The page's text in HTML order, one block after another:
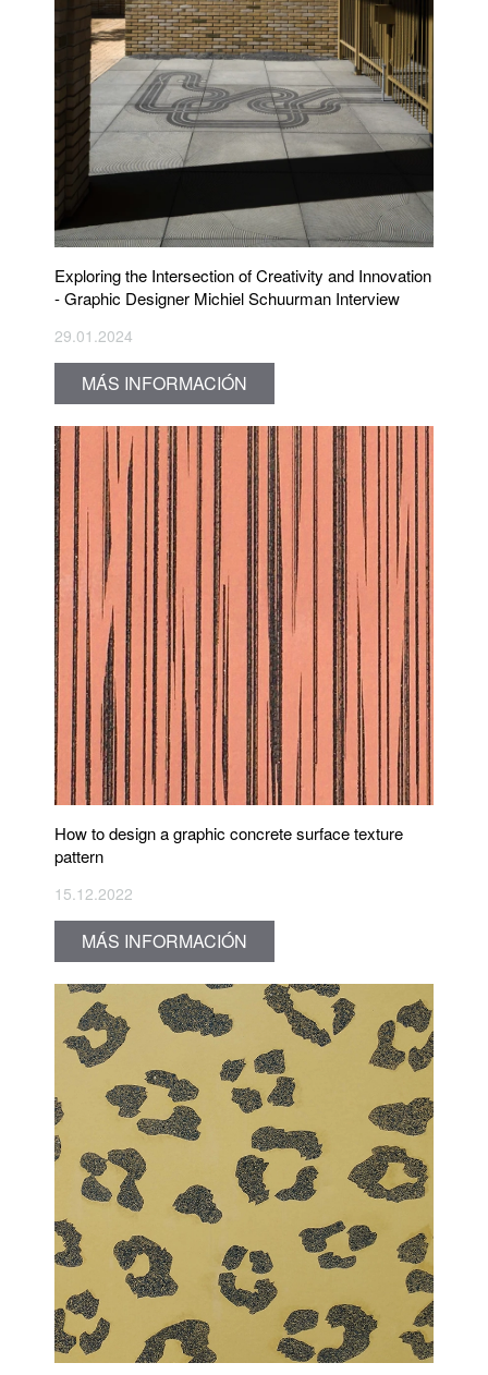
Exploring the Intersection of Creativity and Innovation
- Graphic Designer Michiel Schuurman Interview
29.01.2024
MÁS INFORMACIÓN
How to design a graphic concrete surface texture
pattern
15.12.2022
MÁS INFORMACIÓN